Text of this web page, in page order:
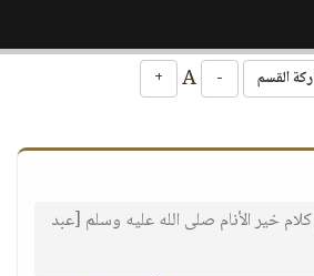
القسم -
+
خير الأنام صلى الله عليه وسلم [عبد